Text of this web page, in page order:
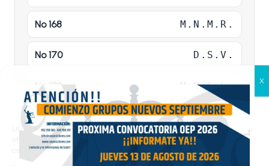
Gestionar el consentimiento
de las cookies
Utilizamos cookies propias y de terceros para analizar el tráfico en nuestro
sitio web y personalizar el contenido. Puede aceptar todas las cookies,
configurarlas según sus preferencias o rechazarlas.
Nº 168 M.N.M.R.
Nº 170 D.S.V.
Nº 179 M.M.F.L.
Nº 201 M.M.A.L.